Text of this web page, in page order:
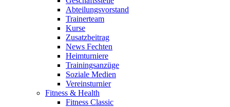
Abteilungsvorstand
Trainerteam
Kurse
Zusatzbeitrag
News Fechten
Heimturniere
Trainingsanzüge
Soziale Medien
Vereinsturnier
Fitness & Health
Fitness Classic